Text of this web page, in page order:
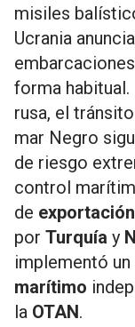
misiles
Ucrania
forma
rusa, el
mar Negro
de riesgo
control
de
por Turquía y
implementó un
marítimo
la OTAN.